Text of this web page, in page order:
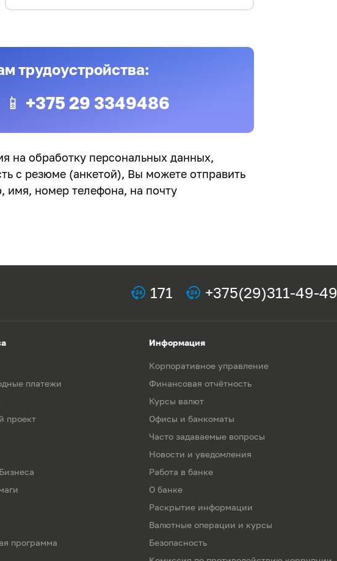
трудоустройства:
📱 +375 29 3349486
на обработку персональных данных,
с резюме (анкетой), Вы можете отправить
номер телефона, на почту
171 +375(29)311-49-49
платежи
проект
программа
Информация
Корпоративное управление
Финансовая отчётность
Курсы валют
Офисы и банкоматы
Часто задаваемые вопросы
Новости и уведомления
Работа в банке
О банке
Раскрытие информации
Валютные операции и курсы
Безопасность